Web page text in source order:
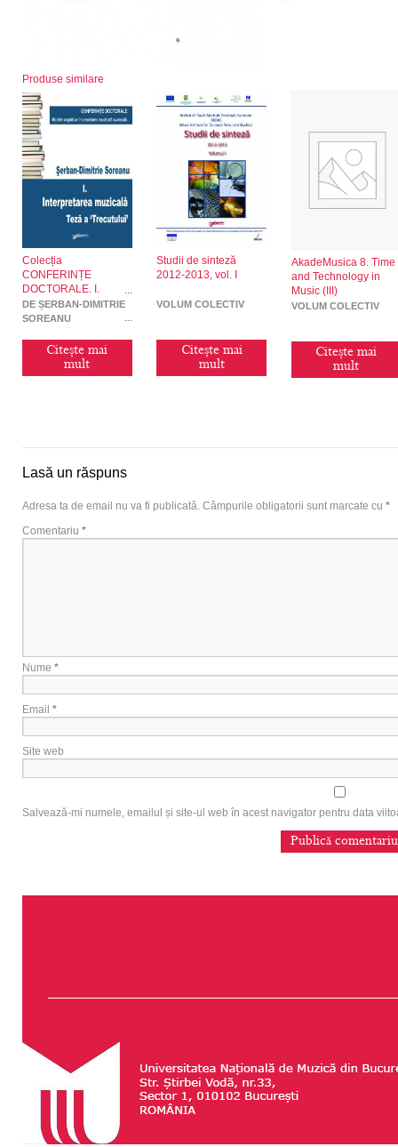
Produse similare
Colecția
CONFERINȚE
DOCTORALE. I.
Interpretarea muzicală
– Teză a „Trecutului”
DE ȘERBAN-DIMITRIE
SOREANU
Citește mai
mult
Studii de sinteză
2012-2013, vol. I
VOLUM COLECTIV
Citește mai
mult
AkadeMusica 8. Time
and Technology in
Music (III)
VOLUM COLECTIV
Citește mai
mult
Lasă un răspuns
Adresa ta de email nu va fi publicată. Câmpurile obligatorii sunt marcate cu *
Comentariu *
Nume *
Email *
Site web
Salvează-mi numele, emailul și site-ul web în acest navigator pentru data